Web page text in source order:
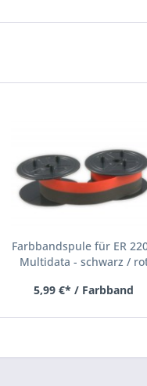
Farbbandspule für ER
Multidata - schwarz /
5,99 €* / Farbband